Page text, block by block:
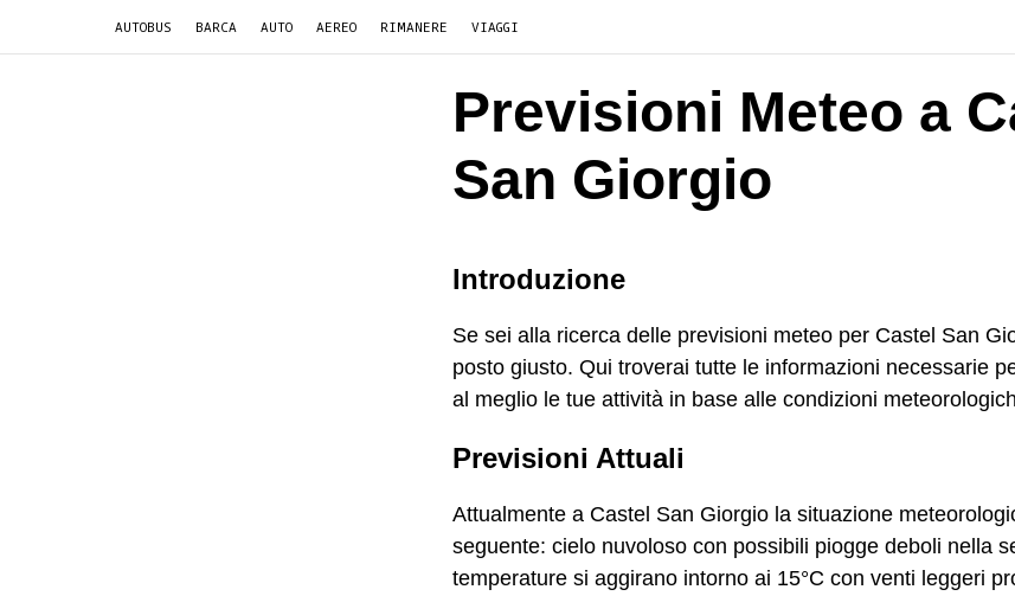
AUTOBUS BARCA AUTO AEREO RIMANERE VIAGGI
Previsioni Meteo a
San Giorgio
Introduzione
Se sei alla ricerca delle previsioni meteo per Castel San
posto giusto. Qui troverai tutte le informazioni necessarie
al meglio le tue attività in base alle condizioni
Previsioni Attuali
Attualmente a Castel San Giorgio la situazione
seguente: cielo nuvoloso con possibili piogge deboli nella
temperature si aggirano intorno ai 15°C con venti leggeri